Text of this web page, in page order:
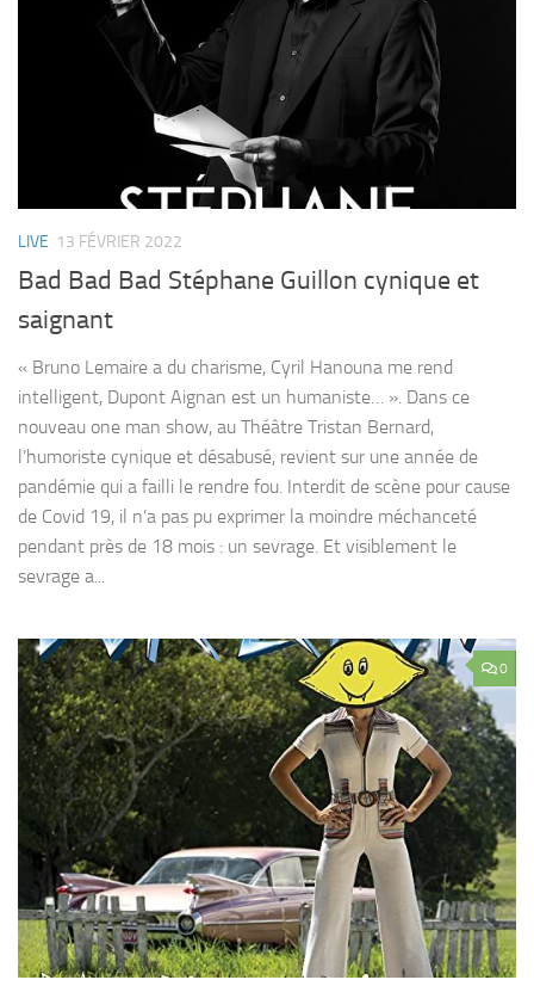
LIVE 13 FÉVRIER 2022
Bad Bad Bad Stéphane Guillon cynique et
saignant
« Bruno Lemaire a du charisme, Cyril Hanouna me rend
intelligent, Dupont Aignan est un humaniste… ». Dans ce
nouveau one man show, au Théâtre Tristan Bernard,
l’humoriste cynique et désabusé, revient sur une année de
pandémie qui a failli le rendre fou. Interdit de scène pour cause
de Covid 19, il n’a pas pu exprimer la moindre méchanceté
pendant près de 18 mois : un sevrage. Et visiblement le
sevrage a...
0